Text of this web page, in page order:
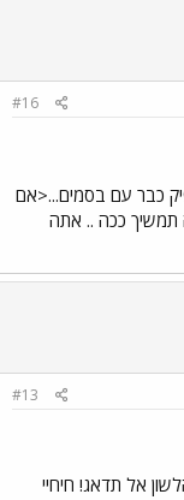
#16
כבר עם בסמים...<אם
תמשיך ככה .. אתה
#13
אל תדאג! חיחיי